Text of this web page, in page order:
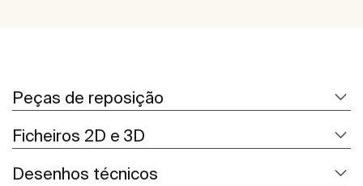
Peças de reposição
Ficheiros 2D e 3D
Desenhos técnicos